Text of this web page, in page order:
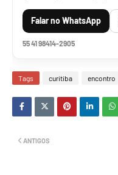
Falar no WhatsApp
55 41 98414-2905
Tags curitiba encontro
ANTIGOS